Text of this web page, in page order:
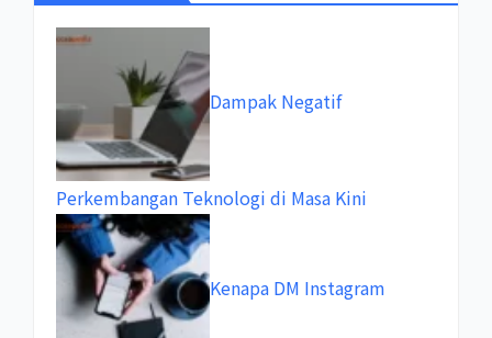
Dampak Negatif
Perkembangan Teknologi di Masa Kini
Kenapa DM Instagram